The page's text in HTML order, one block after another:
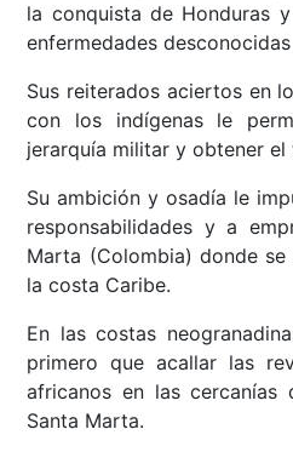
la conquista de Honduras
enfermedades
Sus reiterados aciertos en
con los indígenas le
jerarquía militar y obtener
Su ambición y osadía le
responsabilidades y a
Marta (Colombia) donde
la costa Caribe.
En las costas
primero que acallar las
africanos en las cercanías
Santa Marta.